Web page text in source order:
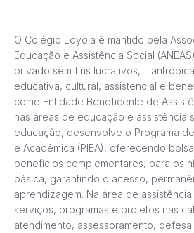
O Colégio Loyola é mantido pela
Educação e Assistência Social
privado sem fins lucrativos,
educativa, cultural, assistencial e
como Entidade Beneficente de
nas áreas de educação e assistência
educação, desenvolve o Programa
e Acadêmica (PIEA), oferecendo
benefícios complementares, para os
básica, garantindo o acesso,
aprendizagem. Na área de
serviços, programas e projetos nas
atendimento, assessoramento,